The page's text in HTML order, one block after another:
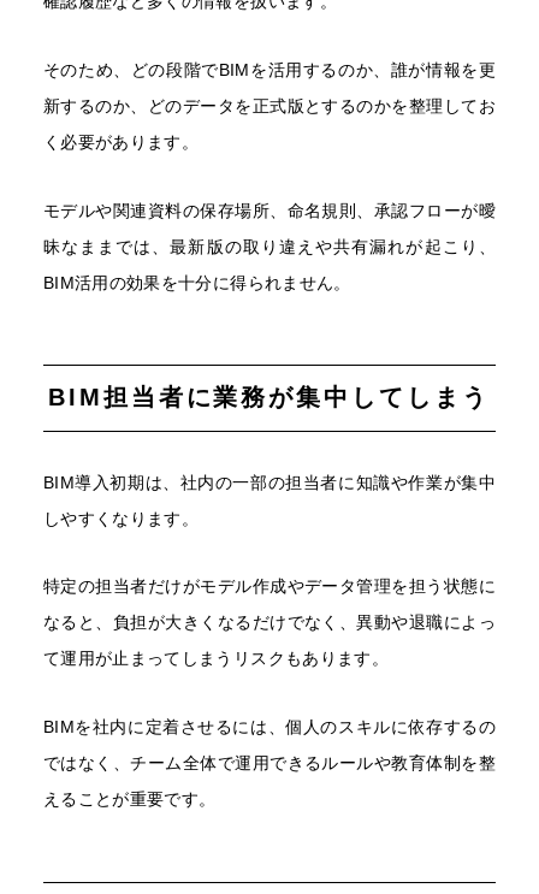
そのため、どの段階でBIMを活用するのか、誰が情報を更
新するのか、どのデータを正式版とするのかを整理してお
く必要があります。
モデルや関連資料の保存場所、命名規則、承認フローが曖
昧なままでは、最新版の取り違えや共有漏れが起こり、
BIM活用の効果を十分に得られません。
BIM担当者に業務が集中してしまう
BIM導入初期は、社内の一部の担当者に知識や作業が集中
しやすくなります。
特定の担当者だけがモデル作成やデータ管理を担う状態に
なると、負担が大きくなるだけでなく、異動や退職によっ
て運用が止まってしまうリスクもあります。
BIMを社内に定着させるには、個人のスキルに依存するの
ではなく、チーム全体で運用できるルールや教育体制を整
えることが重要です。